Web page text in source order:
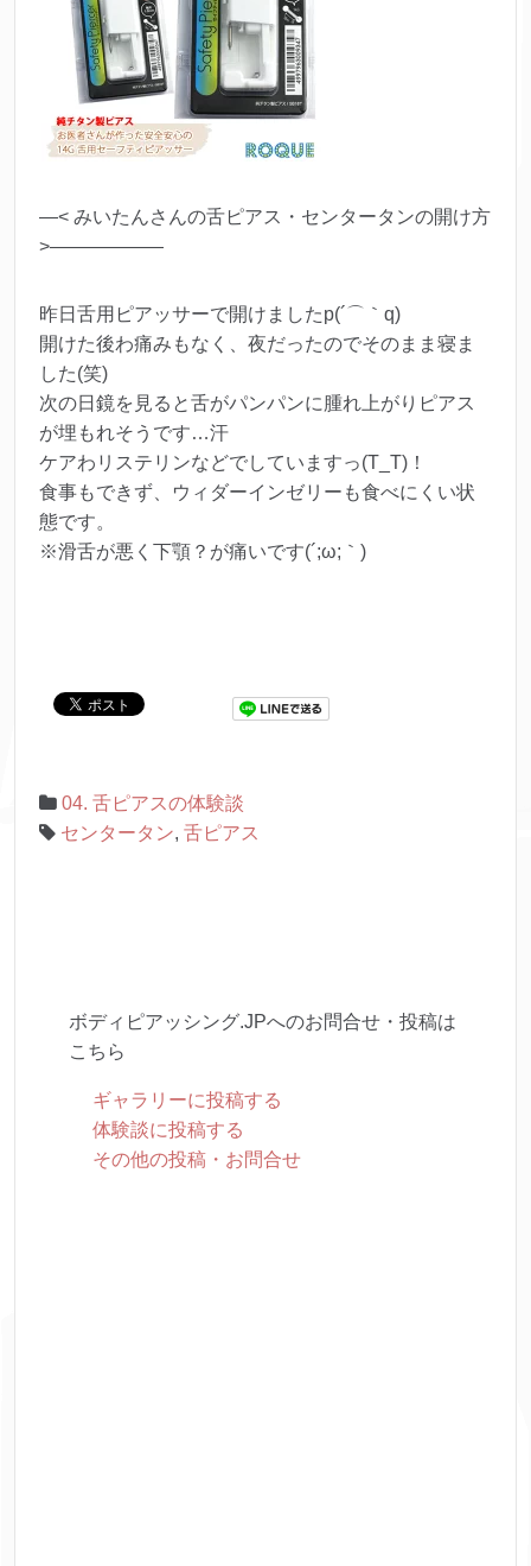
—< みいたんさんの舌ピアス・センタータンの開け方
>——————
昨日舌用ピアッサーで開けましたp(´⌒｀q)
開けた後わ痛みもなく、夜だったのでそのまま寝ま
した(笑)
次の日鏡を見ると舌がパンパンに腫れ上がりピアス
が埋もれそうです…汗
ケアわリステリンなどでしていますっ(T_T)！
食事もできず、ウィダーインゼリーも食べにくい状
態です。
※滑舌が悪く下顎？が痛いです(´;ω;｀)
04. 舌ピアスの体験談
センタータン, 舌ピアス
ボディピアッシング.JPへのお問合せ・投稿は
こちら
ギャラリーに投稿する
体験談に投稿する
その他の投稿・お問合せ